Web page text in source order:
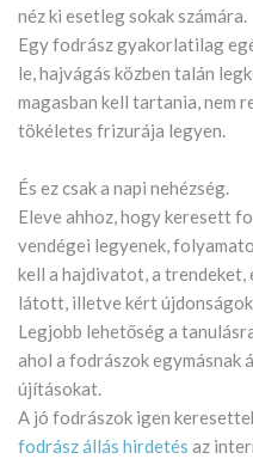
néz ki esetleg sokak számára.
Egy fodrász gyakorlatilag
le, hajvágás közben talán
magasban kell tartania, nem
tökéletes frizurája legyen.
És ez csak a napi nehézség.
Eleve ahhoz, hogy keresett
vendégei legyenek,
kell a hajdivatot, a trendeket,
látott, illetve kért
Legjobb lehetőség a
ahol a fodrászok egymásnak
újításokat.
A jó fodrászok igen
fodrász állás hirdetés az